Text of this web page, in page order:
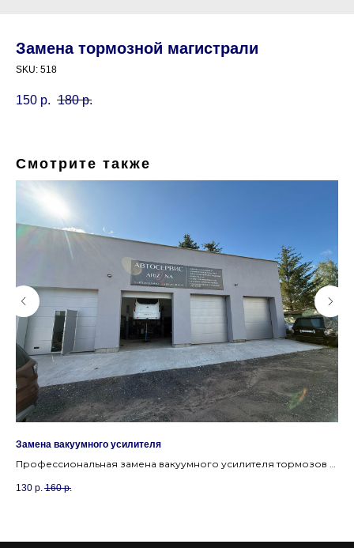
Замена тормозной магистрали
SKU: 518
150 р. 180 р.
Смотрите также
Замена вакуумного усилителя
Профессиональная замена вакуумного усилителя тормозов в
Уручье.
130 р. 160 р.